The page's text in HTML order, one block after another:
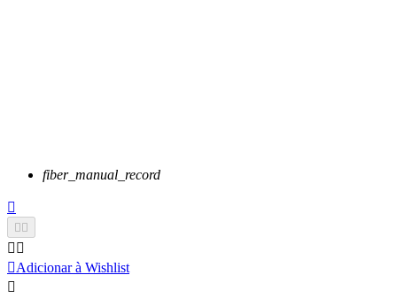
fiber_manual_record

 
 
Adicionar à Wishlist
